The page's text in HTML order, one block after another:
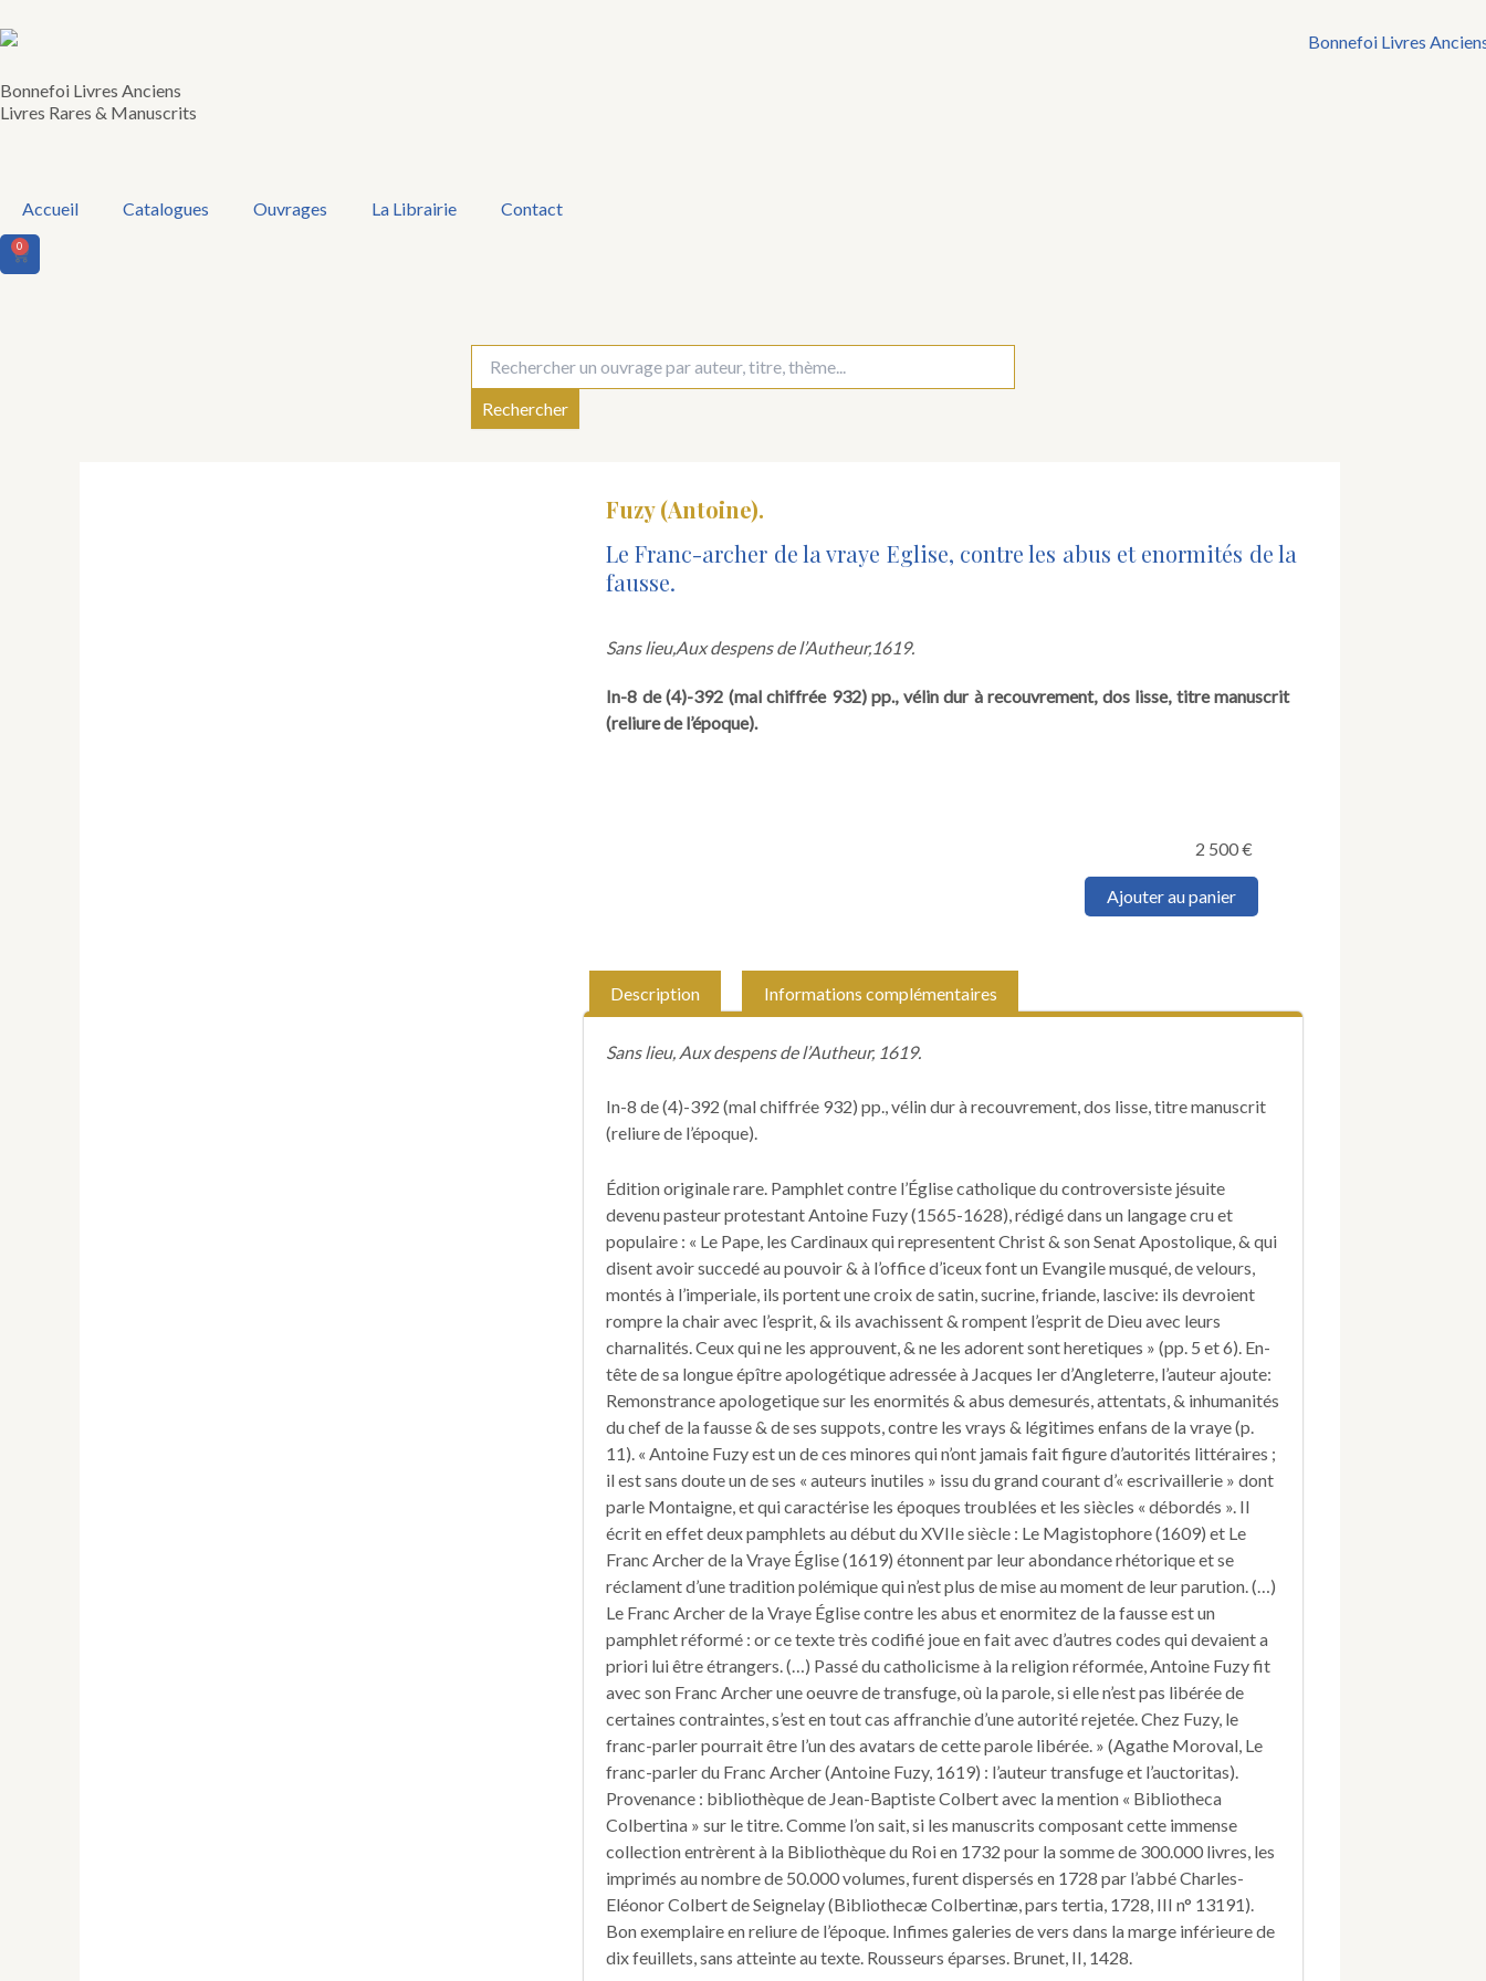
au
Bonnefoi Livres Anciens
Livres Rares & Manuscrits
Accueil Catalogues Ouvrages La Librairie Contact
0
Panier
Fuzy (Antoine).
Le Franc-archer de la vraye Eglise, contre les abus et enormités de la
fausse.
Sans lieu,Aux despens de l’Autheur, 1619.
In-8 de (4)-392 (mal chiffrée 932) pp., vélin dur à recouvrement, dos lisse, titre manuscrit
(reliure de l’époque).
2 500€
quantité
archer
Eglise,
et
enormités
de
la
fausse.
Ajouter au panier
Description Informations complémentaires
Sans lieu, Aux despens de l’Autheur, 1619.
In-8 de (4)-392 (mal chiffrée 932) pp., vélin dur à recouvrement, dos lisse, titre manuscrit
(reliure de l’époque).
Édition originale rare. Pamphlet contre l’Église catholique du controversiste jésuite
devenu pasteur protestant Antoine Fuzy (1565-1628), rédigé dans un langage cru et
populaire : « Le Pape, les Cardinaux qui representent Christ & son Senat Apostolique, & qui
disent avoir succedé au pouvoir & à l’office d’iceux font un Evangile musqué, de velours,
montés à l’imperiale, ils portent une croix de satin, sucrine, friande, lascive: ils devroient
rompre la chair avec l’esprit, & ils avachissent & rompent l’esprit de Dieu avec leurs
charnalités. Ceux qui ne les approuvent, & ne les adorent sont heretiques » (pp. 5 et 6). En-
tête de sa longue épître apologétique adressée à Jacques Ier d’Angleterre, l’auteur ajoute:
Remonstrance apologetique sur les enormités & abus demesurés, attentats, & inhumanités
du chef de la fausse & de ses suppots, contre les vrays & légitimes enfans de la vraye (p.
11). « Antoine Fuzy est un de ces minores qui n’ont jamais fait figure d’autorités littéraires ;
il est sans doute un de ses « auteurs inutiles » issu du grand courant d’« escrivaillerie » dont
parle Montaigne, et qui caractérise les époques troublées et les siècles « débordés ». Il
écrit en effet deux pamphlets au début du XVIIe siècle : Le Magistophore (1609) et Le
Franc Archer de la Vraye Église (1619) étonnent par leur abondance rhétorique et se
réclament d’une tradition polémique qui n’est plus de mise au moment de leur parution. (…)
Le Franc Archer de la Vraye Église contre les abus et enormitez de la fausse est un
pamphlet réformé : or ce texte très codifié joue en fait avec d’autres codes qui devaient a
priori lui être étrangers. (…) Passé du catholicisme à la religion réformée, Antoine Fuzy fit
avec son Franc Archer une oeuvre de transfuge, où la parole, si elle n’est pas libérée de
certaines contraintes, s’est en tout cas affranchie d’une autorité rejetée. Chez Fuzy, le
franc-parler pourrait être l’un des avatars de cette parole libérée. » (Agathe Moroval, Le
franc-parler du Franc Archer (Antoine Fuzy, 1619) : l’auteur transfuge et l’auctoritas).
Provenance : bibliothèque de Jean-Baptiste Colbert avec la mention « Bibliotheca
Colbertina » sur le titre. Comme l’on sait, si les manuscrits composant cette immense
collection entrèrent à la Bibliothèque du Roi en 1732 pour la somme de 300.000 livres, les
imprimés au nombre de 50.000 volumes, furent dispersés en 1728 par l’abbé Charles-
Eléonor Colbert de Seignelay (Bibliothecæ Colbertinæ, pars tertia, 1728, III n° 13191).
Bon exemplaire en reliure de l’époque. Infimes galeries de vers dans la marge inférieure de
dix feuillets, sans atteinte au texte. Rousseurs éparses. Brunet, II, 1428.